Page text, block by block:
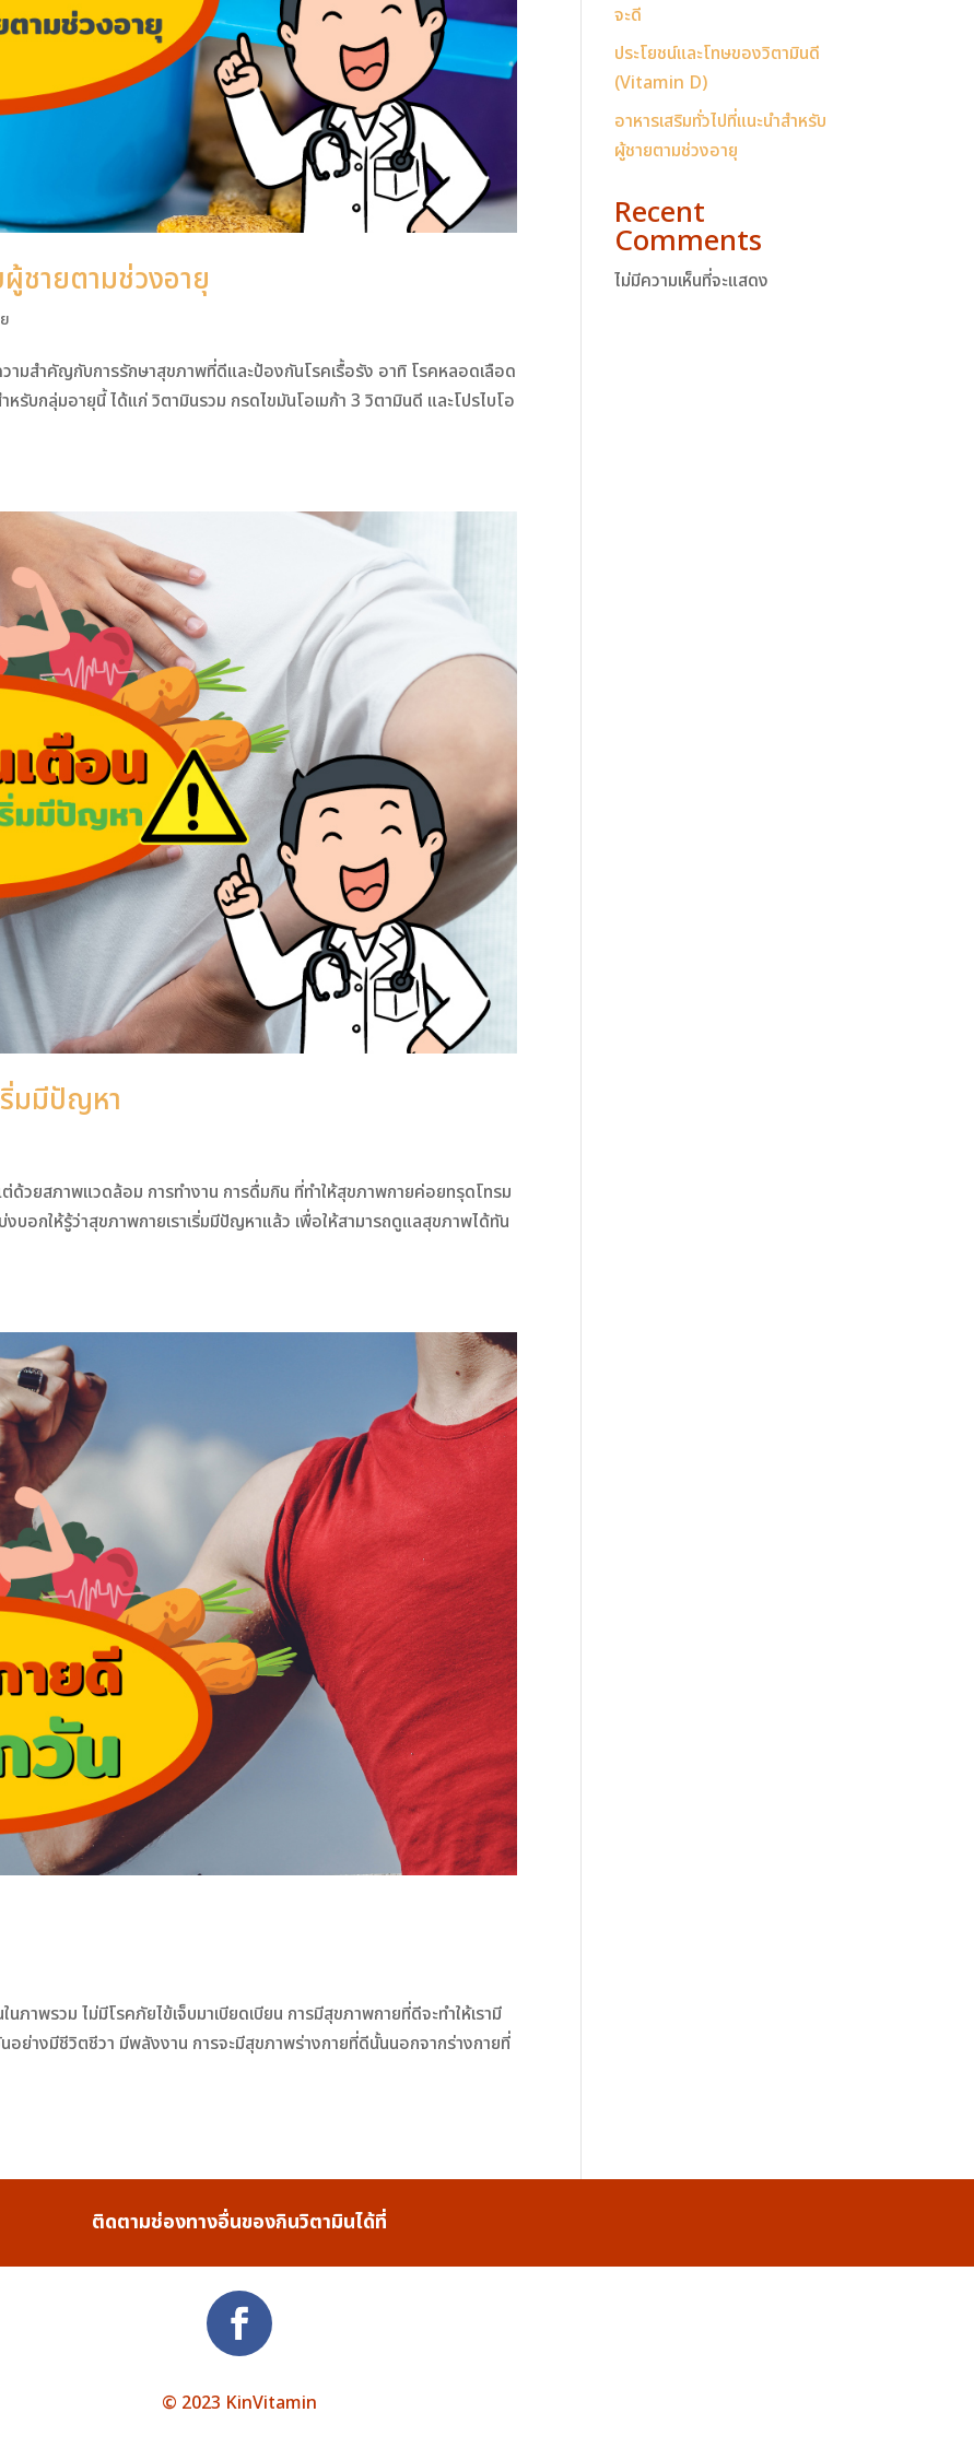
ผู้ชายตามช่วงอายุ
ามสำคัญกับการรักษาสุขภาพที่ดีและป้องกันโรคเรื้อรัง อาทิ โรคหลอดเลือด
หรับกลุ่มอายุนี้ ได้แก่ วิตามินรวม กรดไขมันโอเมก้า 3 วิตามินดี และโปรไบโอ
มมีปัญหา
ด้วยสภาพแวดล้อม การทำงาน การดื่มกิน ที่ทำให้สุขภาพกายค่อยทรุดโทรม
บอกให้รู้ว่าสุขภาพกายเราเริ่มมีปัญหาแล้ว เพื่อให้สามารถดูแลสุขภาพได้ทัน
าพรวม ไม่มีโรคภัยไข้เจ็บมาเบียดเบียน การมีสุขภาพกายที่ดีจะทำให้เรามี
อย่างมีชีวิตชีวา มีพลังงาน การจะมีสุขภาพร่างกายที่ดีนั้นนอกจากร่างกายที่
จะดี
ประโยชน์และโทษของวิตามินดี
(Vitamin D)
อาหารเสริมทั่วไปที่แนะนำสำหรับ
ผู้ชายตามช่วงอายุ
Recent
Comments
ไม่มีความเห็นที่จะแสดง
ติดตามช่องทางอื่นของกินวิตามินได้ที่
© 2023 KinVitamin